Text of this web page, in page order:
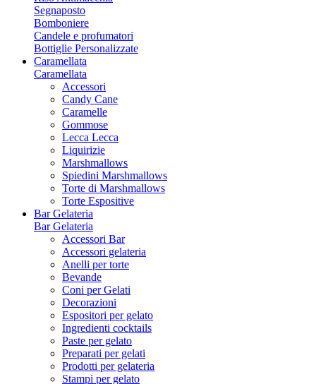
Segnaposto
Bomboniere
Candele e profumatori
Bottiglie Personalizzate
Caramellata
Caramellata
Accessori
Candy Cane
Caramelle
Gommose
Lecca Lecca
Liquirizie
Marshmallows
Spiedini Marshmallows
Torte di Marshmallows
Torte Espositive
Bar Gelateria
Bar Gelateria
Accessori Bar
Accessori gelateria
Anelli per torte
Bevande
Coni per Gelati
Decorazioni
Espositori per gelato
Ingredienti cocktails
Paste per gelato
Preparati per gelati
Prodotti per gelateria
Stampi per gelato